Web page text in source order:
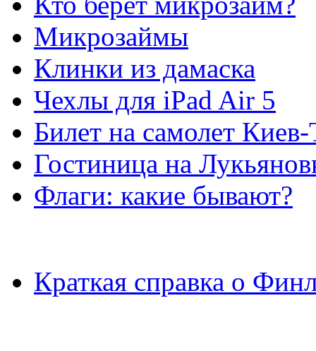
Микрозаймы
Клинки из дамаска
Чехлы для iPad Air 5
Билет на самолет
Гостиница на
Флаги: какие бывают?
Краткая справка о